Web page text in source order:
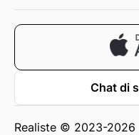
Chat di
Realiste © 2023-2026